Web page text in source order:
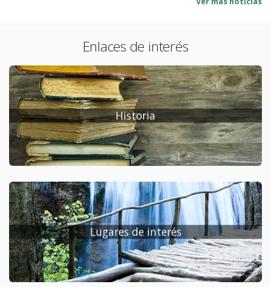
municipio un Portal Web Público que permita, dar a
conocer las características del municipio, promocionar
sus iniciativas turísticas, ofrecer información institucional
sobre el Ayuntamiento y ofrecer servicios de valor
añadido a sus ciudadanos.
Enlaces de interés
Historia
Lugares de interés